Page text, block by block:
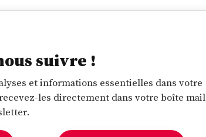
suivre !
et informations essentielles dans votre
les directement dans votre boîte mail